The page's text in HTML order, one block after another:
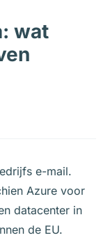
wat
e-mail.
Azure voor
datacenter in
de EU.